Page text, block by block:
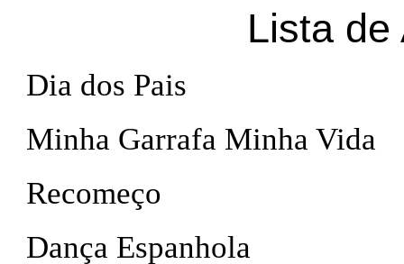
Lista
Dia dos Pais
Minha Garrafa Minha Vida
Recomeço
Dança Espanhola